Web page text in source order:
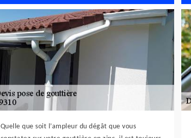
Quelle que soit l’ampleur du dégât que vous